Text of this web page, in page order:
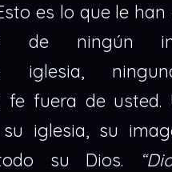
es lo que le
de ningún
iglesia,
fe fuera de usted.
su iglesia, su
su Dios.